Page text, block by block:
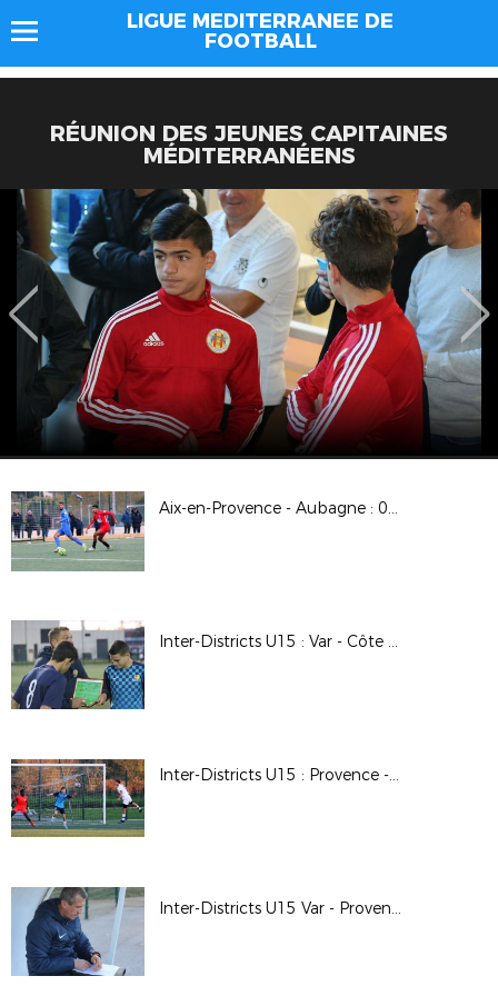
LIGUE MEDITERRANEE DE
FOOTBALL
RÉUNION DES JEUNES CAPITAINES
MÉDITERRANÉENS
Aix-en-Provence - Aubagne : 0-4 (6ème tour de la Coupe de France)
Inter-Districts U15 : Var - Côte d'Azur 0-0 (Brignoles)
Inter-Districts U15 : Provence - Côte d'Azur 2-1 (Brignoles)
Inter-Districts U15 Var - Provence 0-1 (Brignoles)